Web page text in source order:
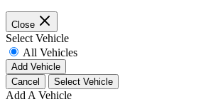
Close
Select Vehicle
All Vehicles
Add Vehicle
Cancel
Select Vehicle
Add A Vehicle